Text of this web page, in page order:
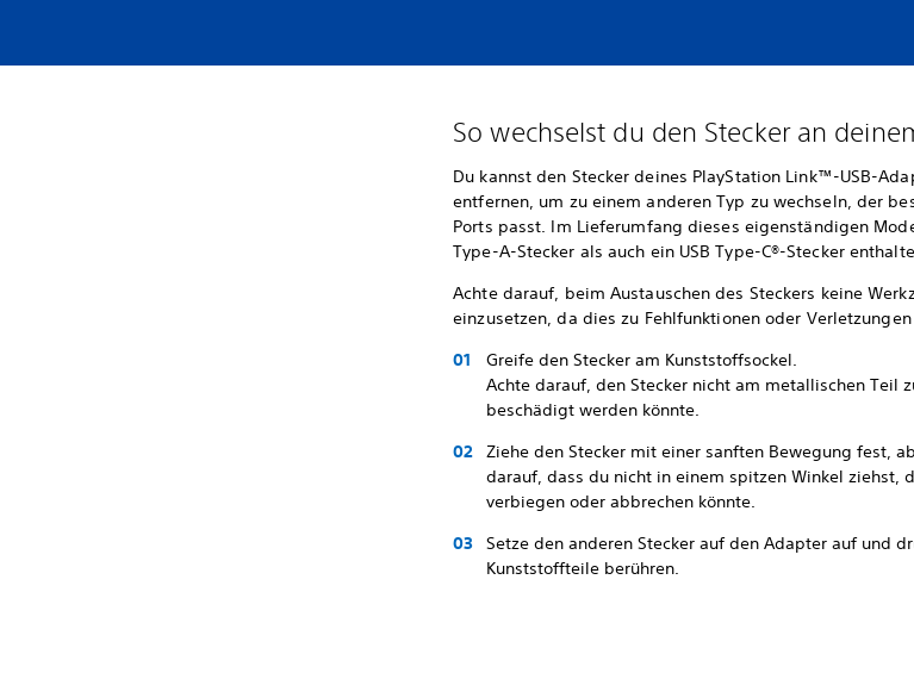
So wechselst du den Stecker an
Du kannst den Stecker deines PlayStation Link™-USB-
entfernen, um zu einem anderen Typ zu wechseln, der
Ports passt. Im Lieferumfang dieses eigenständigen
Type-A-Stecker als auch ein USB Type-C®-Stecker
Achte darauf, beim Austauschen des Steckers keine
einzusetzen, da dies zu Fehlfunktionen oder
Greife den Stecker am Kunststoffsockel.
Achte darauf, den Stecker nicht am metallischen Teil
beschädigt werden könnte.
Ziehe den Stecker mit einer sanften Bewegung fest,
darauf, dass du nicht in einem spitzen Winkel ziehst,
verbiegen oder abbrechen könnte.
Setze den anderen Stecker auf den Adapter auf und
Kunststoffteile berühren.